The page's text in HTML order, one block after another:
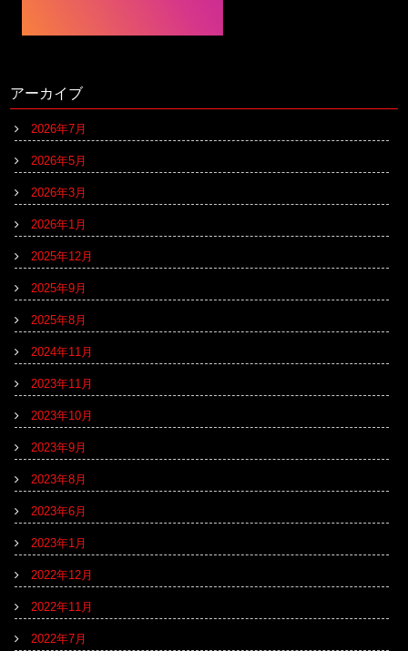
アーカイブ
2026年7月
2026年5月
2026年3月
2026年1月
2025年12月
2025年9月
2025年8月
2024年11月
2023年11月
2023年10月
2023年9月
2023年8月
2023年6月
2023年1月
2022年12月
2022年11月
2022年7月